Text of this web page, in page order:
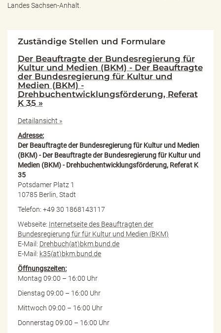
Landes Sachsen-Anhalt.
Zuständige Stellen und Formulare
Der Beauftragte der Bundesregierung für
Kultur und Medien (BKM) - Der Beauftragte
der Bundesregierung für Kultur und
Medien (BKM) -
Drehbuchentwicklungsförderung, Referat
K 35 »
Detailansicht »
Adresse:
Der Beauftragte der Bundesregierung für Kultur und Medien
(BKM) - Der Beauftragte der Bundesregierung für Kultur und
Medien (BKM) - Drehbuchentwicklungsförderung, Referat K
35
Potsdamer Platz 1
10785 Berlin, Stadt
Telefon: +49 30 1868143117
Webseite: Internetseite des Beauftragten der
Bundesregierung für für Kultur und Medien (BKM)
E-Mail: Drehbuch(at)bkm.bund.de
E-Mail: k35(at)bkm.bund.de
Öffnungszeiten:
Montag 09:00 – 16:00 Uhr
Dienstag 09:00 – 16:00 Uhr
Mittwoch 09:00 – 16:00 Uhr
Donnerstag 09:00 – 16:00 Uhr